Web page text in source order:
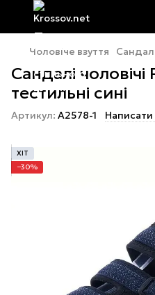
Чоловіче взуття
Сандалі
тестильні сині
Артикул: A2578-1 Написати
ХІТ
−30%